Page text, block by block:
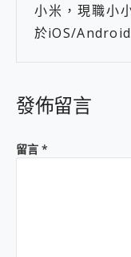
小米，現職小
於iOS/
發佈留言
留言 *